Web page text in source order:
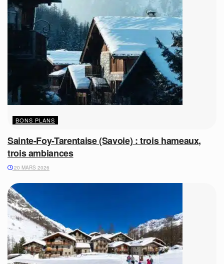
BONS PLANS
Sainte-Foy-Tarentaise (Savoie) : trois hameaux,
trois ambiances
20 MARS 2026